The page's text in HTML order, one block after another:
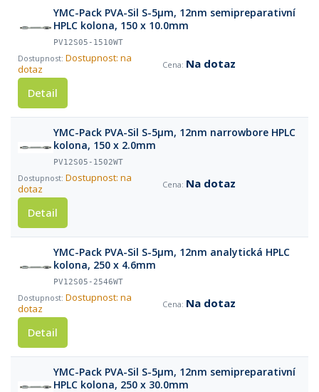
YMC-Pack PVA-Sil S-5µm, 12nm semipreparativní
HPLC kolona, 150 x 10.0mm
PV12S05-1510WT
Dostupnost: na
dotaz
Na dotaz
Detail
YMC-Pack PVA-Sil S-5µm, 12nm narrowbore HPLC
kolona, 150 x 2.0mm
PV12S05-1502WT
Dostupnost: na
dotaz
Na dotaz
Detail
YMC-Pack PVA-Sil S-5µm, 12nm analytická HPLC
kolona, 250 x 4.6mm
PV12S05-2546WT
Dostupnost: na
dotaz
Na dotaz
Detail
YMC-Pack PVA-Sil S-5µm, 12nm semipreparativní
HPLC kolona, 250 x 30.0mm